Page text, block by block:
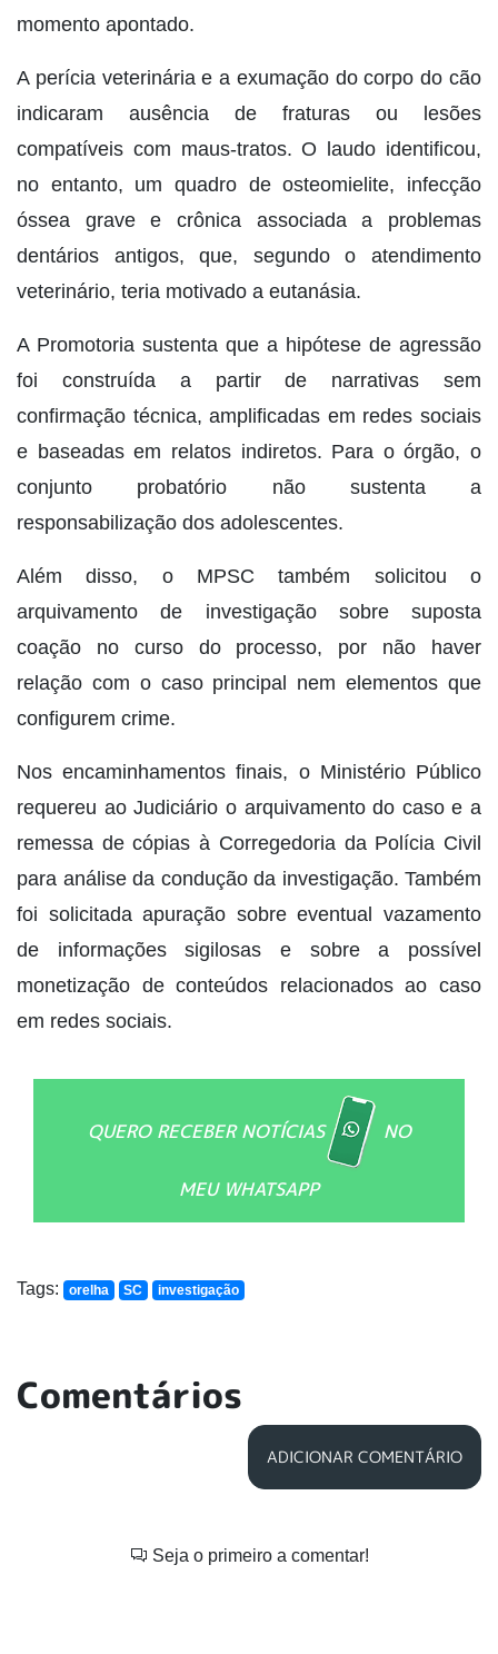
momento apontado.
A perícia veterinária e a exumação do corpo do cão
indicaram ausência de fraturas ou lesões
compatíveis com maus-tratos. O laudo identificou,
no entanto, um quadro de osteomielite, infecção
óssea grave e crônica associada a problemas
dentários antigos, que, segundo o atendimento
veterinário, teria motivado a eutanásia.
A Promotoria sustenta que a hipótese de agressão
foi construída a partir de narrativas sem
confirmação técnica, amplificadas em redes sociais
e baseadas em relatos indiretos. Para o órgão, o
conjunto probatório não sustenta a
responsabilização dos adolescentes.
Além disso, o MPSC também solicitou o
arquivamento de investigação sobre suposta
coação no curso do processo, por não haver
relação com o caso principal nem elementos que
configurem crime.
Nos encaminhamentos finais, o Ministério Público
requereu ao Judiciário o arquivamento do caso e a
remessa de cópias à Corregedoria da Polícia Civil
para análise da condução da investigação. Também
foi solicitada apuração sobre eventual vazamento
de informações sigilosas e sobre a possível
monetização de conteúdos relacionados ao caso
em redes sociais.
QUERO RECEBER NOTÍCIAS NO
MEU WHATSAPP
Tags: orelha SC investigação
Comentários
ADICIONAR COMENTÁRIO
Seja o primeiro a comentar!